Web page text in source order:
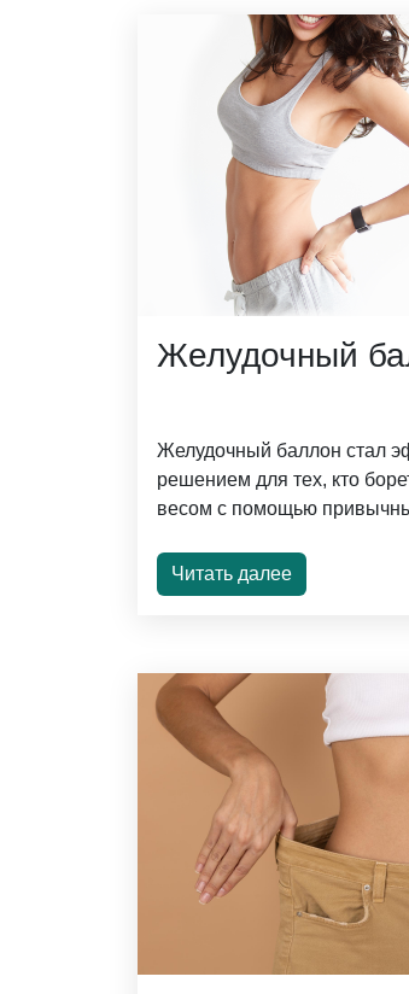
Желудочный
Желудочный баллон стал
решением для тех, кто
весом с помощью
Читать далее